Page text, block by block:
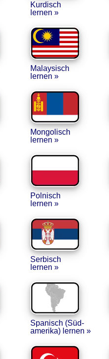
Kurdisch
lernen »
Malaysisch
lernen »
Mongolisch
lernen »
Polnisch
lernen »
Serbisch
lernen »
Spanisch (Süd­
amerika) lernen »